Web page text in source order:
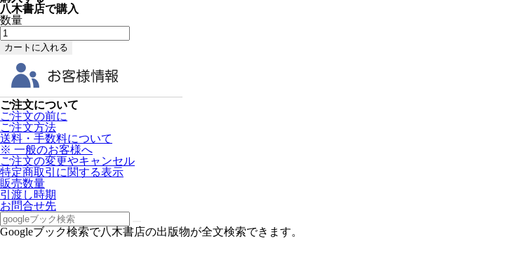
八木書店で購入
数量
ご注文について
ご注文の前に
ご注文方法
送料・手数料について
※ 一般のお客様へ
ご注文の変更やキャンセル
特定商取引に関する表示
販売数量
引渡し時期
お問合せ先
Googleブック検索で八木書店の出版物が全文検索できます。